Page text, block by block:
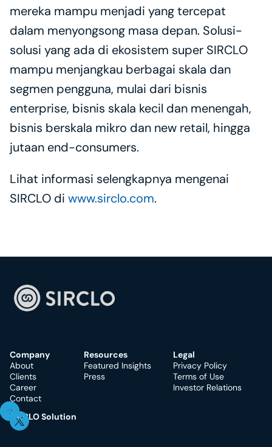
mereka mampu menjadi yang tercepat
dalam menyongsong masa depan. Solusi-
solusi yang ada di ekosistem super SIRCLO
mampu menjangkau berbagai skala dan
segmen pengguna, mulai dari bisnis
enterprise, bisnis skala kecil dan menengah,
bisnis berskala mikro dan new retail, hingga
jutaan end-consumers.
Lihat informasi selengkapnya mengenai
SIRCLO di www.sirclo.com.
Company
About
Clients
Career
Contact
Resources
Featured Insights
Press
Legal
Privacy Policy
Terms of Use
Investor Relations
SIRCLO Solution